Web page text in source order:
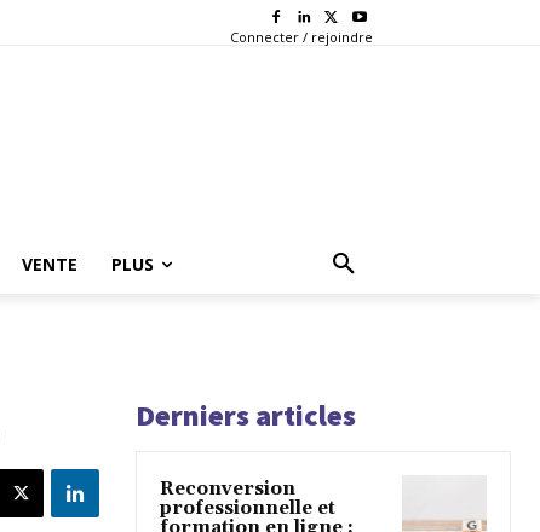
Connecter / rejoindre
VENTE PLUS
Derniers articles
Reconversion
professionnelle et